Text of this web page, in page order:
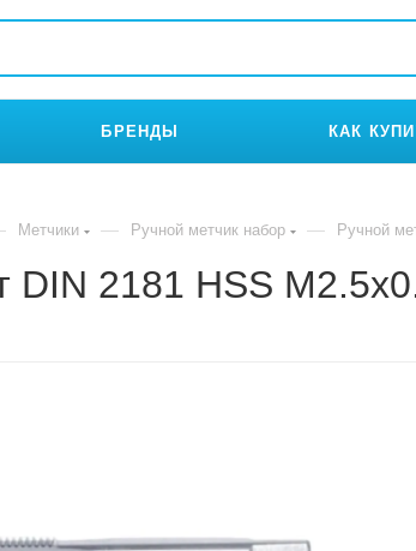
БРЕНДЫ КАК
Метчики — Ручной метчик набор — Ручной
DIN 2181 HSS